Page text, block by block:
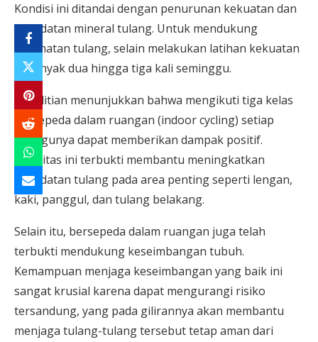
Kondisi ini ditandai dengan penurunan kekuatan dan
kepadatan mineral tulang. Untuk mendukung
kesehatan tulang, selain melakukan latihan kekuatan
sebanyak dua hingga tiga kali seminggu.
Penelitian menunjukkan bahwa mengikuti tiga kelas
bersepeda dalam ruangan (indoor cycling) setiap
minggunya dapat memberikan dampak positif.
Rutinitas ini terbukti membantu meningkatkan
kepadatan tulang pada area penting seperti lengan,
kaki, panggul, dan tulang belakang.
Selain itu, bersepeda dalam ruangan juga telah
terbukti mendukung keseimbangan tubuh.
Kemampuan menjaga keseimbangan yang baik ini
sangat krusial karena dapat mengurangi risiko
tersandung, yang pada gilirannya akan membantu
menjaga tulang-tulang tersebut tetap aman dari